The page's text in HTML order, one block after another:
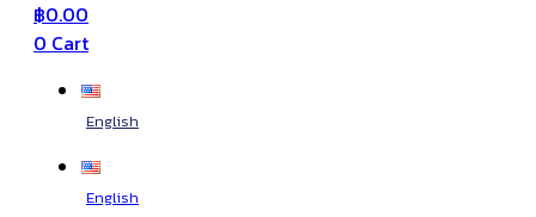
฿0.00
0 Cart
English
English